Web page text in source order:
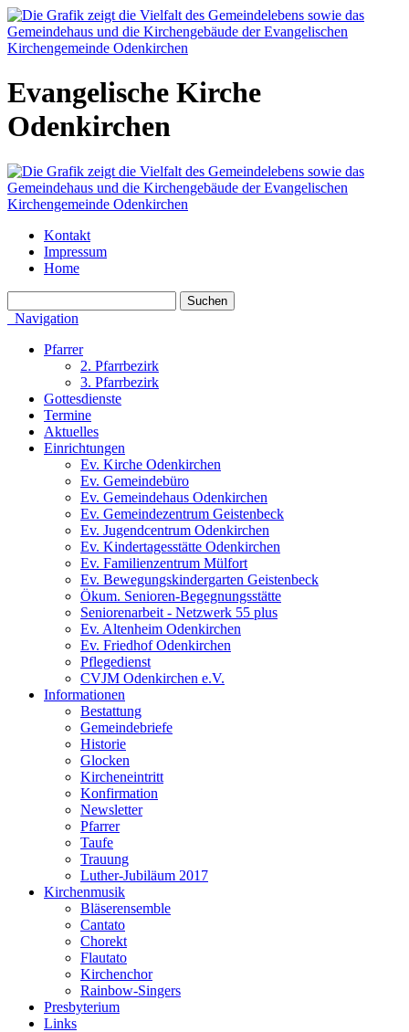
Evangelische Kirche
Odenkirchen
Kontakt
Impressum
Home
Navigation
Pfarrer
2. Pfarrbezirk
3. Pfarrbezirk
Gottesdienste
Termine
Aktuelles
Einrichtungen
Ev. Kirche Odenkirchen
Ev. Gemeindebüro
Ev. Gemeindehaus Odenkirchen
Ev. Gemeindezentrum Geistenbeck
Ev. Jugendcentrum Odenkirchen
Ev. Kindertagesstätte Odenkirchen
Ev. Familienzentrum Mülfort
Ev. Bewegungskindergarten Geistenbeck
Ökum. Senioren-Begegnungsstätte
Seniorenarbeit - Netzwerk 55 plus
Ev. Altenheim Odenkirchen
Ev. Friedhof Odenkirchen
Pflegedienst
CVJM Odenkirchen e.V.
Informationen
Bestattung
Gemeindebriefe
Historie
Glocken
Kircheneintritt
Konfirmation
Newsletter
Pfarrer
Taufe
Trauung
Luther-Jubiläum 2017
Kirchenmusik
Bläserensemble
Cantato
Chorekt
Flautato
Kirchenchor
Rainbow-Singers
Presbyterium
Links